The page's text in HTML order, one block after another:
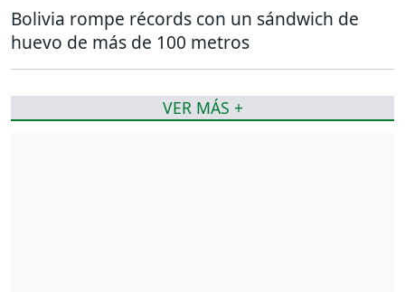
Bolivia rompe récords con un sándwich de
huevo de más de 100 metros
VER MÁS +